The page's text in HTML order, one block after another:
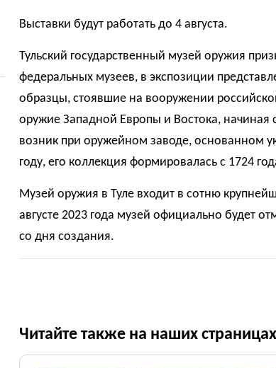
Выставки будут работать до 4 августа.
Тульский государственный музей оружия
федеральных музеев, в экспозиции
образцы, стоявшие на вооружении
оружие Западной Европы и Востока, начиная
возник при оружейном заводе, основанном
году, его коллекция формировалась с 1724
Музей оружия в Туле входит в сотню
августе 2023 года музей официально будет
со дня создания.
Читайте также на наших